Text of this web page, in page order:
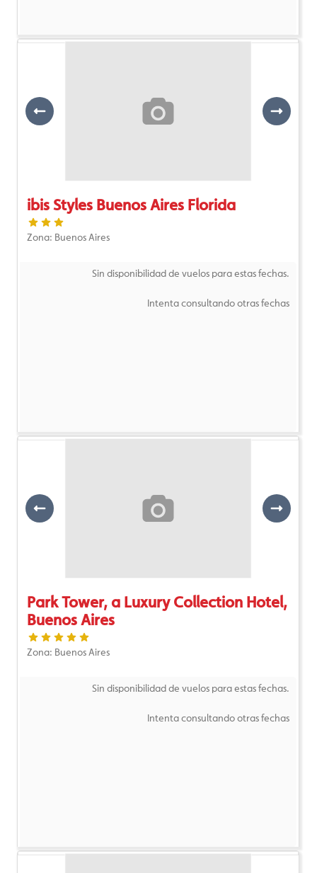
Previous Next
ibis Styles Buenos Aires Florida
Zona: Buenos Aires
Sin disponibilidad de vuelos para estas fechas.
Intenta consultando otras fechas
Previous Next
Park Tower, a Luxury Collection Hotel,
Buenos Aires
Zona: Buenos Aires
Sin disponibilidad de vuelos para estas fechas.
Intenta consultando otras fechas